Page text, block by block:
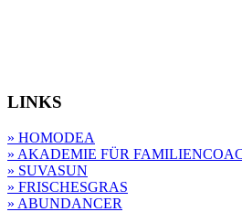
LINKS
» HOMODEA
» AKADEMIE FÜR
» SUVASUN
» FRISCHESGRAS
» ABUNDANCER